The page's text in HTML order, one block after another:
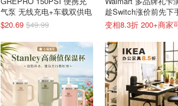
气泵 无线充电+车载双供电
$20.69 $49.99
趁Switch涨价前先下
变相8.3折 200+商家